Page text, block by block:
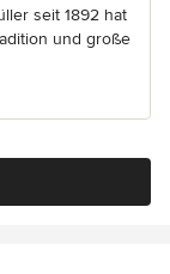
seit 1892 hat
und große